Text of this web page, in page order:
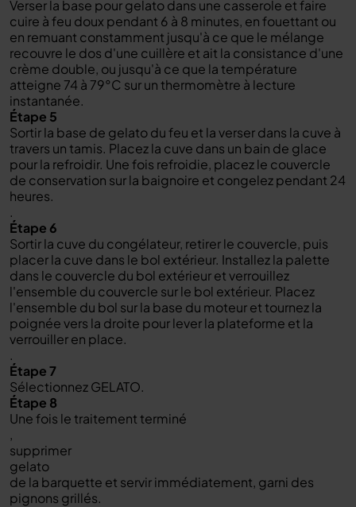
Verser la base pour gelato dans une casserole et faire
cuire à feu doux pendant 6 à 8 minutes, en fouettant ou
en remuant constamment jusqu'à ce que le mélange
recouvre le dos d'une cuillère et ait la consistance d'une
crème double, ou jusqu'à ce que la température
atteigne 74 à 79°C sur un thermomètre à lecture
instantanée.
Étape 5
Sortir la base de gelato du feu et la verser dans la cuve à
travers un tamis. Placez la cuve dans un bain de glace
pour la refroidir. Une fois refroidie, placez le couvercle
de conservation sur la baignoire et congelez pendant 24
heures.
.
Étape 6
Sortir la cuve du congélateur, retirer le couvercle, puis
placer la cuve dans le bol extérieur. Installez la palette
dans le couvercle du bol extérieur et verrouillez
l'ensemble du couvercle sur le bol extérieur. Placez
l'ensemble du bol sur la base du moteur et tournez la
poignée vers la droite pour lever la plateforme et la
verrouiller en place.
.
Étape 7
Sélectionnez GELATO.
Étape 8
Une fois le traitement terminé
,
supprimer
gelato
de la barquette et servir immédiatement, garni des
pignons grillés.